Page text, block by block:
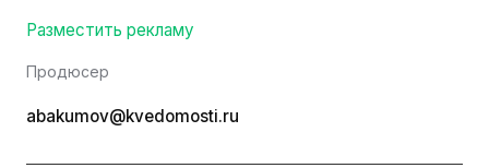
Разместить рекламу
Продюсер
abakumov@kvedomosti.ru